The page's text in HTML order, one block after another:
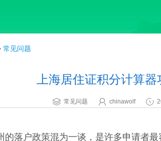
常见问题
上海居住证积分计算
常见问题 chinawolf
户政策混为一谈，是许多申请者最